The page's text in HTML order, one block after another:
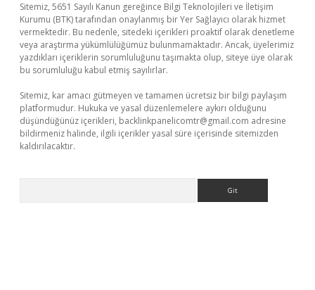
Sitemiz, 5651 Sayılı Kanun gereğince Bilgi Teknolojileri ve İletişim
Kurumu (BTK) tarafından onaylanmış bir Yer Sağlayıcı olarak hizmet
vermektedir. Bu nedenle, sitedeki içerikleri proaktif olarak denetleme
veya araştırma yükümlülüğümüz bulunmamaktadır. Ancak, üyelerimiz
yazdıkları içeriklerin sorumluluğunu taşımakta olup, siteye üye olarak
bu sorumluluğu kabul etmiş sayılırlar.
Sitemiz, kar amacı gütmeyen ve tamamen ücretsiz bir bilgi paylaşım
platformudur. Hukuka ve yasal düzenlemelere aykırı olduğunu
düşündüğünüz içerikleri, backlinkpanelicomtr@gmail.com adresine
bildirmeniz halinde, ilgili içerikler yasal süre içerisinde sitemizden
kaldırılacaktır.